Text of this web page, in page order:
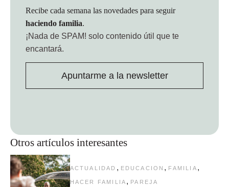
Otros artículos interesantes
ACTUALIDAD , EDUCACION , FAMILIA ,
HACER FAMILIA , PAREJA
Recibe cada semana las novedades para seguir
haciendo familia.
¡Nada de SPAM! solo contenido útil que te
encantará.
Apuntarme a la newsletter